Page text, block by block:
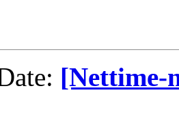
[Nettime-